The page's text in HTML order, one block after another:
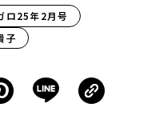
ロ25年2月号
子